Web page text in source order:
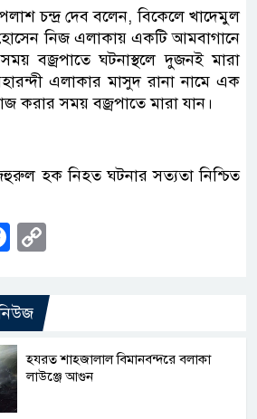
চন্দ্র দেব বলেন, বিকেলে খাদেমুল
নিজ এলাকায় একটি আমবাগানে
বজ্রপাতে ঘটনাস্থলে দুজনই মারা
এলাকার মাসুদ রানা নামে এক
করার সময় বজ্রপাতে মারা যান।
হক নিহত ঘটনার সত্যতা নিশ্চিত
Facebook
হযরত শাহজালাল বিমানবন্দরে বলাকা
লাউঞ্জে আগুন